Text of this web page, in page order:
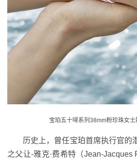
宝珀五十噚系列38mm粉珍珠女
历史上，曾任宝珀首席执行官的
之父让-雅克·费希特（Jean-Jacques